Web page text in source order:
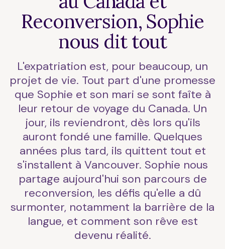
Reconversion, Sophie
nous dit tout
L'expatriation est, pour beaucoup, un
projet de vie. Tout part d'une promesse
que Sophie et son mari se sont faîte à
leur retour de voyage du Canada. Un
jour, ils reviendront, dès lors qu'ils
auront fondé une famille. Quelques
années plus tard, ils quittent tout et
s'installent à Vancouver. Sophie nous
partage aujourd'hui son parcours de
reconversion, les défis qu'elle a dû
surmonter, notamment la barrière de la
langue, et comment son rêve est
devenu réalité.